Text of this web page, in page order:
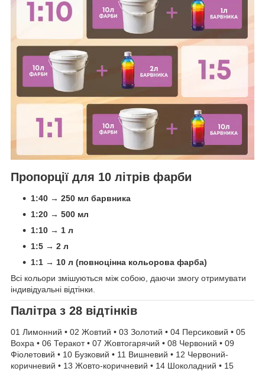
Пропорції для 10 літрів фарби
1:40 → 250 мл барвника
1:20 → 500 мл
1:10 → 1 л
1:5 → 2 л
1:1 → 10 л (повноцінна кольорова фарба)
Всі кольори змішуються між собою, даючи змогу отримувати
індивідуальні відтінки.
Палітра з 28 відтінків
01 Лимонний • 02 Жовтий • 03 Золотий • 04 Персиковий • 05
Вохра • 06 Теракот • 07 Жовтогарячий • 08 Червоний • 09
Фіолетовий • 10 Бузковий • 11 Вишневий • 12 Червоний-
коричневий • 13 Жовто-коричневий • 14 Шоколадний • 15